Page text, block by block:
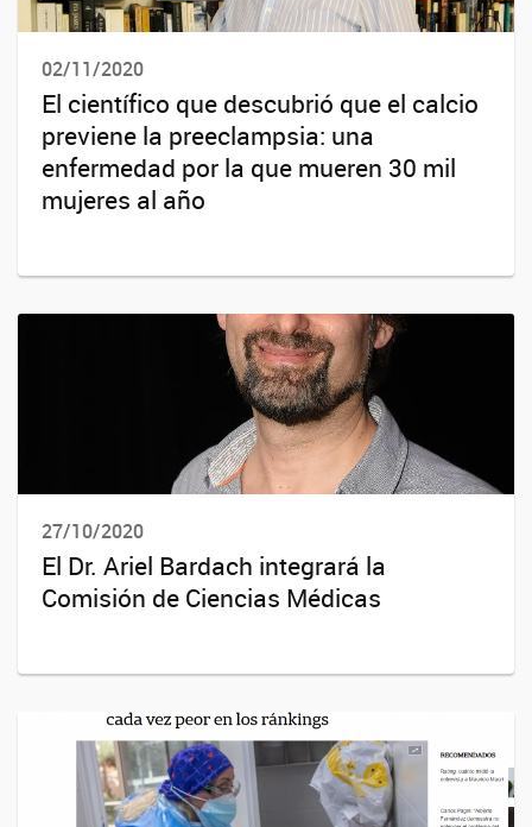
02/11/2020
El científico que descubrió que el calcio
previene la preeclampsia: una
enfermedad por la que mueren 30 mil
mujeres al año
27/10/2020
El Dr. Ariel Bardach integrará la
Comisión de Ciencias Médicas